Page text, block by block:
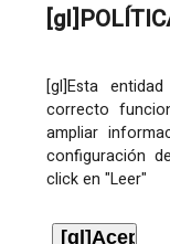
[gl]Esta
correcto
ampliar
configuración
click en "Leer"
28/12/2020
ACTIVIDADE